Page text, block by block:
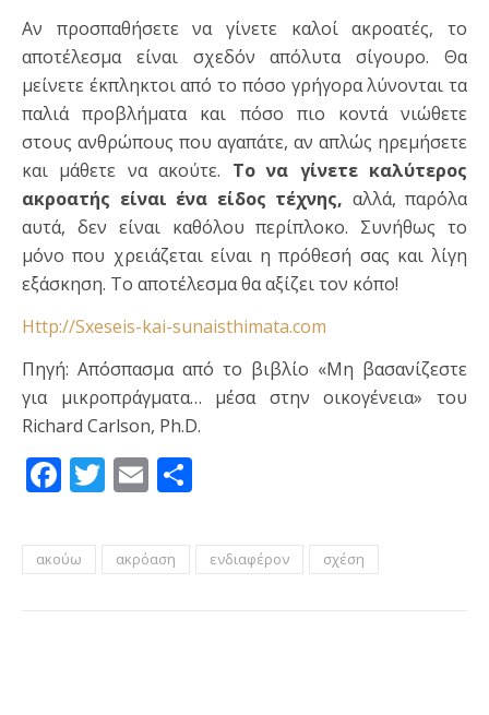
Αν προσπαθήσετε να γίνετε καλοί ακροατές, το
αποτέλεσμα είναι σχεδόν απόλυτα σίγουρο. Θα
μείνετε έκπληκτοι από το πόσο γρήγορα λύνονται τα
παλιά προβλήματα και πόσο πιο κοντά νιώθετε
στους ανθρώπους που αγαπάτε, αν απλώς ηρεμήσετε
και μάθετε να ακούτε. Το να γίνετε καλύτερος
ακροατής είναι ένα είδος τέχνης, αλλά, παρ΄όλα
αυτά, δεν είναι καθόλου περίπλοκο. Συνήθως το
μόνο που χρειάζεται είναι η πρόθεσή σας και λίγη
εξάσκηση. Το αποτέλεσμα θα αξίζει τον κόπο!
Http://Sxeseis-kai-sunaisthimata.com
Πηγή: Απόσπασμα από το βιβλίο «Μη βασανίζεστε
για μικροπράγματα… μέσα στην οικογένεια» του
Richard Carlson, Ph.D.
Facebook
Twitter
Email
ακούω ακρόαση ενδιαφέρον σχέση